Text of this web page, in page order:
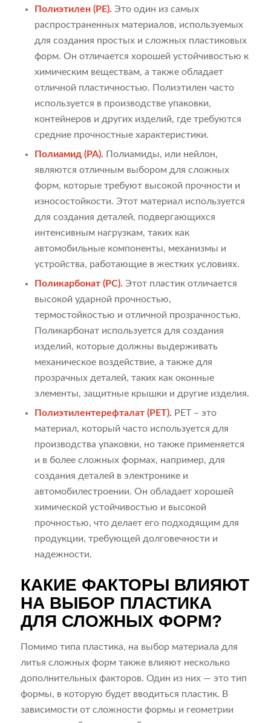
Полиэтилен (PE). Это один из самых
распространенных материалов, используемых
для создания простых и сложных пластиковых
форм. Он отличается хорошей устойчивостью к
химическим веществам, а также обладает
отличной пластичностью. Полиэтилен часто
используется в производстве упаковки,
контейнеров и других изделий, где требуются
средние прочностные характеристики.
Полиамид (PA). Полиамиды, или нейлон,
являются отличным выбором для сложных
форм, которые требуют высокой прочности и
износостойкости. Этот материал используется
для создания деталей, подвергающихся
интенсивным нагрузкам, таких как
автомобильные компоненты, механизмы и
устройства, работающие в жестких условиях.
Поликарбонат (PC). Этот пластик отличается
высокой ударной прочностью,
термостойкостью и отличной прозрачностью.
Поликарбонат используется для создания
изделий, которые должны выдерживать
механическое воздействие, а также для
прозрачных деталей, таких как оконные
элементы, защитные крышки и другие изделия.
Полиэтилентерефталат (PET). PET – это
материал, который часто используется для
производства упаковки, но также применяется
и в более сложных формах, например, для
создания деталей в электронике и
автомобилестроении. Он обладает хорошей
химической устойчивостью и высокой
прочностью, что делает его подходящим для
продукции, требующей долговечности и
надежности.
КАКИЕ ФАКТОРЫ ВЛИЯЮТ
НА ВЫБОР ПЛАСТИКА
ДЛЯ СЛОЖНЫХ ФОРМ?
Помимо типа пластика, на выбор материала для
литья сложных форм также влияют несколько
дополнительных факторов. Один из них — это тип
формы, в которую будет вводиться пластик. В
зависимости от сложности формы и геометрии